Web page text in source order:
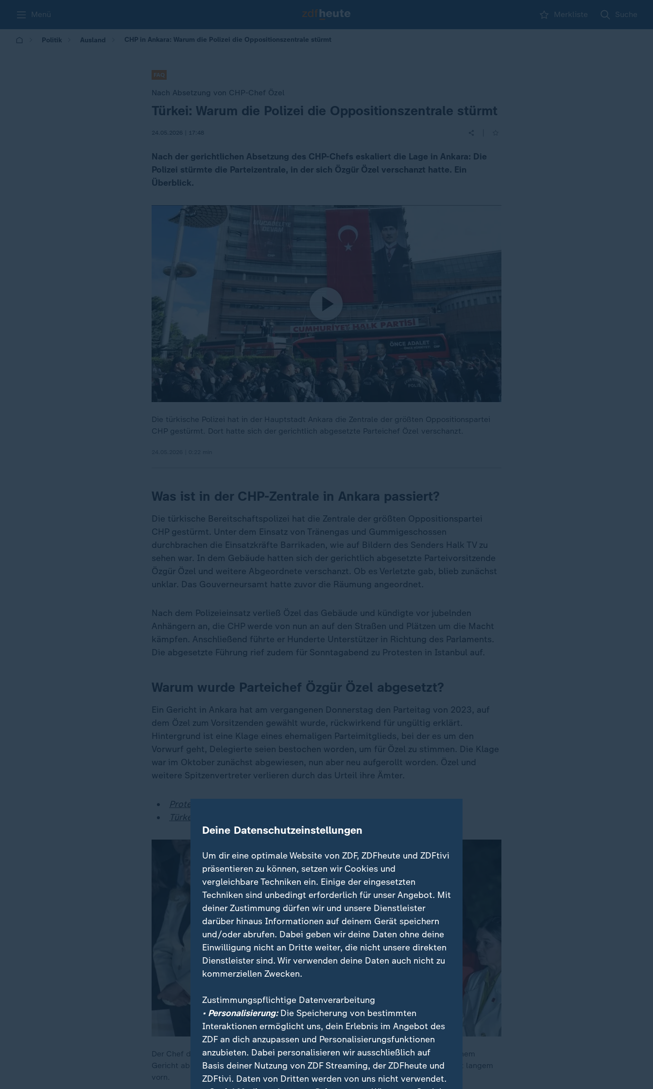
Menü Merkliste Suche
Politik Ausland CHP in Ankara: Warum die Polizei die Oppositionszentrale stürmt
FAQ
Nach Absetzung von CHP-Chef Özel
:
Türkei: Warum die Polizei die Oppositionszentrale stürmt
24.05.2026 | 17:48
Nach der gerichtlichen Absetzung des CHP-Chefs eskaliert die Lage in Ankara: Die
Polizei stürmte die Parteizentrale, in der sich Özgür Özel verschanzt hatte. Ein
Überblick.
Die türkische Polizei hat in der Hauptstadt Ankara die Zentrale der größten Oppositionspartei
CHP gestürmt. Dort hatte sich der gerichtlich abgesetzte Parteichef Özel verschanzt.
Was ist in der CHP-Zentrale in Ankara passiert?
Die türkische Bereitschaftspolizei hat die Zentrale der größten Oppositionspartei
CHP gestürmt. Unter dem Einsatz von Tränengas und Gummigeschossen
durchbrachen die Einsatzkräfte Barrikaden, wie auf Bildern des Senders Halk TV zu
sehen war. In dem Gebäude hatten sich der gerichtlich abgesetzte Parteivorsitzende
Özgür Özel und weitere Abgeordnete verschanzt. Ob es Verletzte gab, blieb zunächst
unklar. Das Gouverneursamt hatte zuvor die Räumung angeordnet.
Nach dem Polizeieinsatz verließ Özel das Gebäude und kündigte vor jubelnden
Anhängern an, die CHP werde von nun an auf den Straßen und Plätzen um die Macht
kämpfen. Anschließend führte er Hunderte Unterstützer in Richtung des Parlaments.
Die abgesetzte Führung rief zudem für Sonntagabend zu Protesten in Istanbul auf.
Warum wurde Parteichef Özgür Özel abgesetzt?
Ein Gericht in Ankara hat am vergangenen Donnerstag den Parteitag von 2023, auf
dem Özel zum Vorsitzenden gewählt wurde, rückwirkend für ungültig erklärt.
Hintergrund ist eine Klage eines ehemaligen Parteimitglieds, bei der es um den
Vorwurf geht, Delegierte seien bestochen worden, um für Özel zu stimmen. Die Klage
war im Oktober zunächst abgewiesen, nun aber neu aufgerollt worden. Özel und
weitere Spitzenvertreter verlieren durch das Urteil ihre Ämter.
Proteste in der Türkei: "Schwarzer Tag für die Demokratie"
Türkei: Warum protestiert die Jugend gegen Erdogan?
Der Chef der wichtigsten türkischen Oppositionspartei CHP Özgür Özel wurde von einem
Gericht abgesetzt. Die CHP hat Einspruch eingelegt. In Umfragen liegt die Partei seit langem
vorn.
Deine Datenschutzeinstellungen
Um dir eine optimale Website von ZDF, ZDFheute und ZDFtivi
präsentieren zu können, setzen wir Cookies und
vergleichbare Techniken ein. Einige der eingesetzten
Techniken sind unbedingt erforderlich für unser Angebot. Mit
deiner Zustimmung dürfen wir und unsere Dienstleister
darüber hinaus Informationen auf deinem Gerät speichern
und/oder abrufen. Dabei geben wir deine Daten ohne deine
Einwilligung nicht an Dritte weiter, die nicht unsere direkten
Dienstleister sind. Wir verwenden deine Daten auch nicht zu
kommerziellen Zwecken.
Zustimmungspflichtige Datenverarbeitung
• Personalisierung:Die Speicherung von bestimmten
Interaktionen ermöglicht uns, dein Erlebnis im Angebot des
ZDF an dich anzupassen und Personalisierungsfunktionen
anzubieten. Dabei personalisieren wir ausschließlich auf
Basis deiner Nutzung von ZDF Streaming, der ZDFheute und
ZDFtivi. Daten von Dritten werden von uns nicht verwendet.